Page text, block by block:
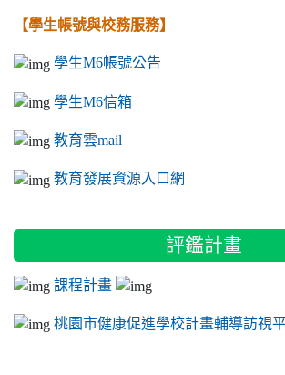
【學生帳號與校務服務】
學生M6帳號公告
學生M6信箱
教育雲mail
教育發展資源入口網
評鑑計畫
課程計畫
桃園市健康促進學校計畫輔導訪視